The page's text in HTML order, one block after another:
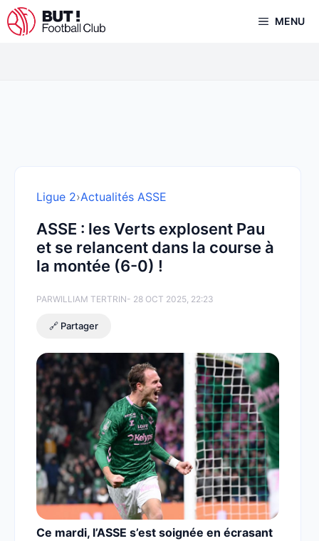
Aller
au
MENU
Ligue 2›Actualités ASSE
ASSE : les Verts explosent Pau
et se relancent dans la course à
la montée (6-0) !
PARWILLIAM TERTRIN- 28 OCT 2025, 22:23
🔗 Partager
Ce mardi, l’ASSE s’est soignée en écrasant